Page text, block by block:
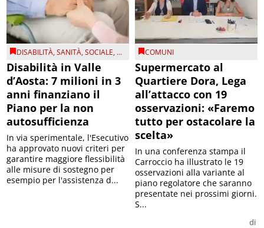
DISABILITÀ,SANITÀ,SOCIALE, ...
Disabilità in Valle
d’Aosta: 7 milioni in 3
anni finanziano il
Piano per la non
autosufficienza
In via sperimentale, l'Esecutivo
ha approvato nuovi criteri per
garantire maggiore flessibilità
alle misure di sostegno per
esempio per l'assistenza d...
COMUNI
Supermercato al
Quartiere Dora, Lega
all’attacco con 19
osservazioni: «Faremo
tutto per ostacolare la
scelta»
di
In una conferenza stampa il
Carroccio ha illustrato le 19
osservazioni alla variante al
piano regolatore che saranno
presentate nei prossimi giorni.
S...